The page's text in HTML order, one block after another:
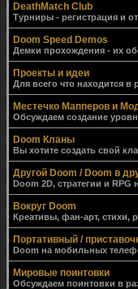
DeathMatch Club
Турниры - регистрация и
Doom Speed Demos
Демки прохождения - их
Проекты и идеи
Для всего что находится в
Местечко Мапперов и
Обсуждаем создание
Doom Кланы
Вы хотите создать свой
Другой Doom / Doom в
Doom 2D, стратегии и
Вокруг Doom
Креативы, фан-арт, стихи,
Портативный /
Doom на мобильных
Мировые поинтовки
Обсуждаем поинтовки в